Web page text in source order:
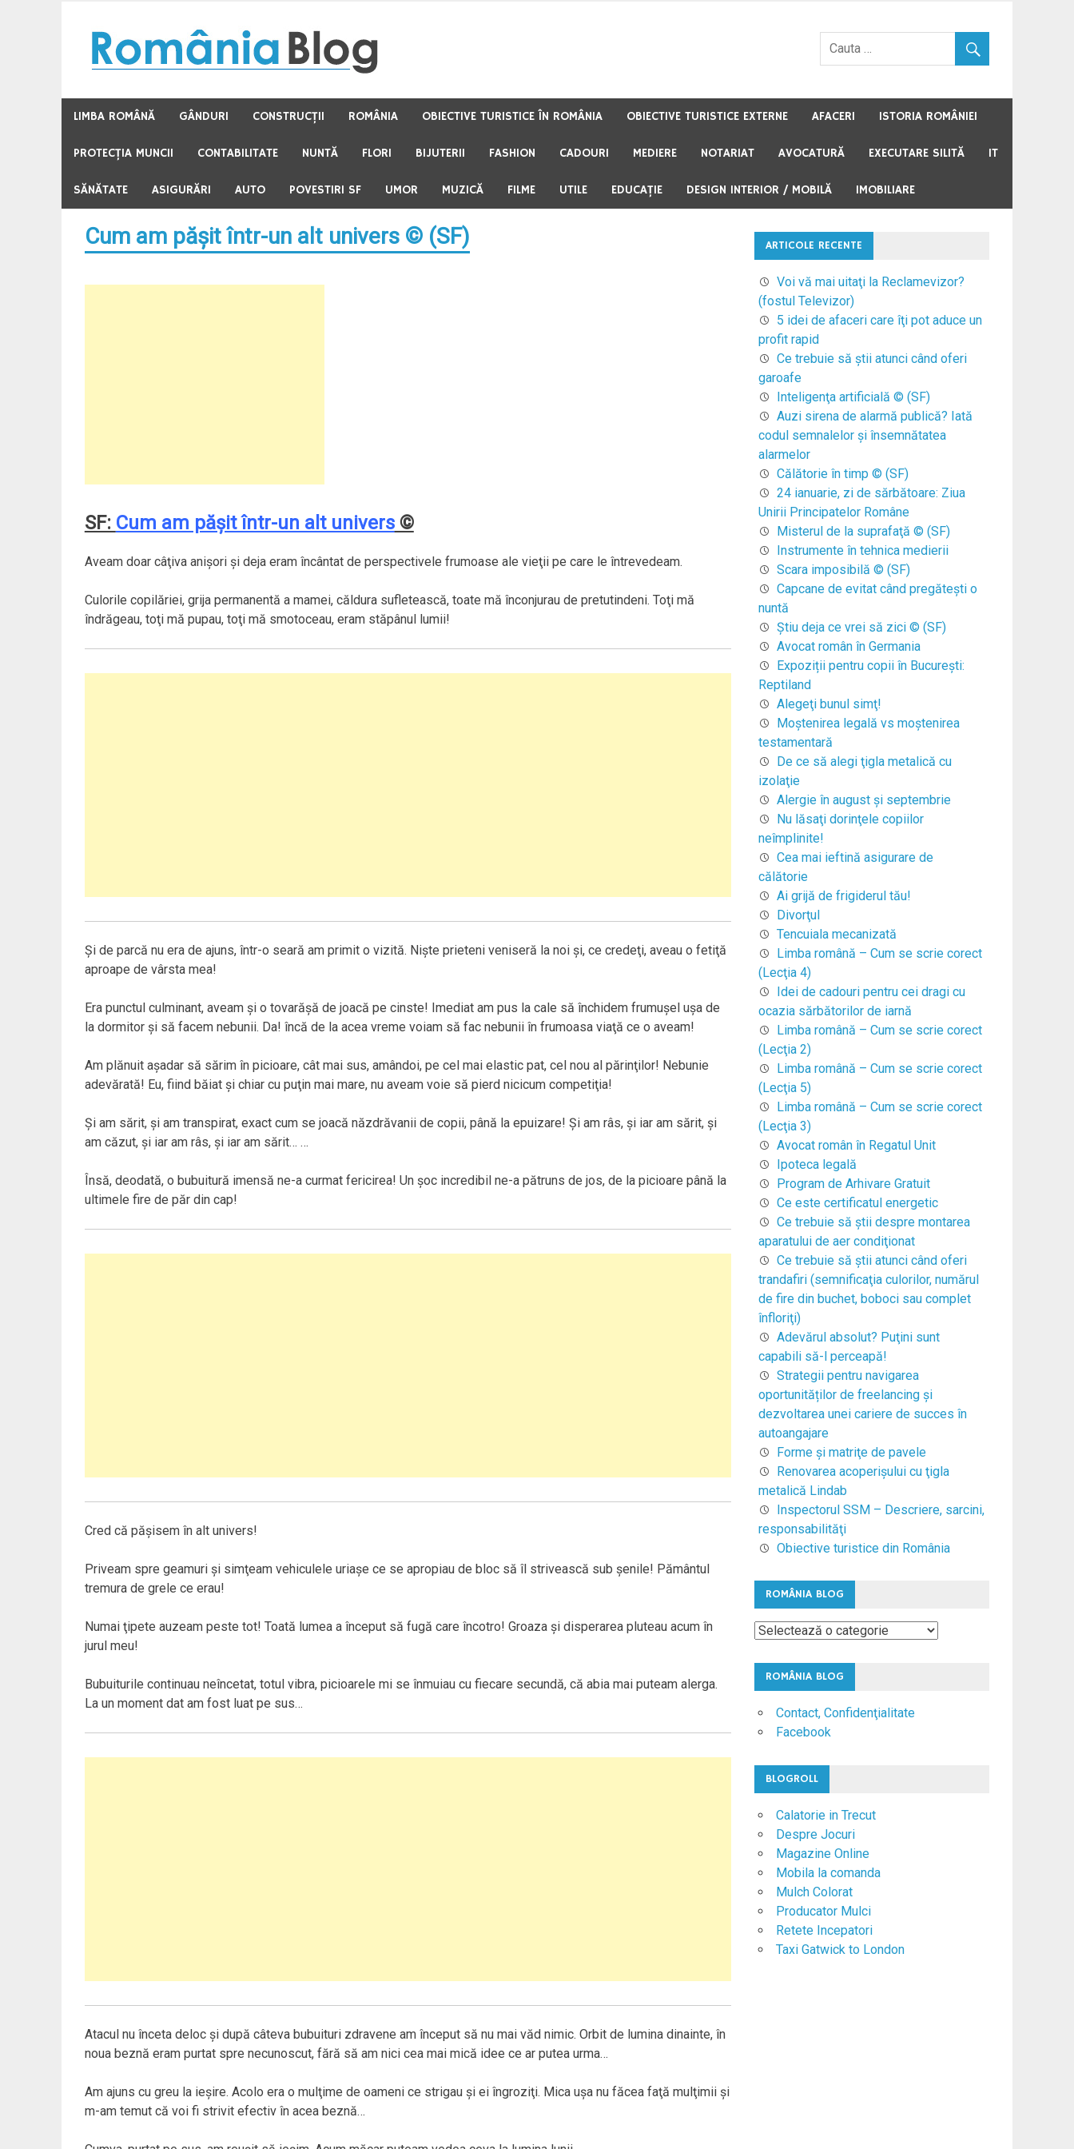
content
LIMBA ROMÂNĂ GÂNDURI CONSTRUCŢII ROMÂNIA OBIECTIVE TURISTICE ÎN ROMÂNIA OBIECTIVE TURISTICE EXTERNE AFACERI ISTORIA ROMÂNIEI
PROTECŢIA MUNCII CONTABILITATE NUNTĂ FLORI BIJUTERII FASHION CADOURI MEDIERE NOTARIAT AVOCATURĂ EXECUTARE SILITĂ IT
SĂNĂTATE ASIGURĂRI AUTO POVESTIRI SF UMOR MUZICĂ FILME UTILE EDUCAŢIE DESIGN INTERIOR / MOBILĂ IMOBILIARE
Cum am păşit într-un alt univers © (SF)
SF: Cum am păşit într-un alt univers©
Aveam doar câţiva anişori şi deja eram încântat de perspectivele frumoase ale vieţii pe care le întrevedeam.
Culorile copilăriei, grija permanentă a mamei, căldura sufletească, toate mă înconjurau de pretutindeni. Toţi mă
îndrăgeau, toţi mă pupau, toţi mă smotoceau, eram stăpânul lumii!
Şi de parcă nu era de ajuns, într-o seară am primit o vizită. Nişte prieteni veniseră la noi şi, ce credeţi, aveau o fetiţă
aproape de vârsta mea!
Era punctul culminant, aveam şi o tovarăşă de joacă pe cinste! Imediat am pus la cale să închidem frumuşel uşa de
la dormitor şi să facem nebunii. Da! încă de la acea vreme voiam să fac nebunii în frumoasa viaţă ce o aveam!
Am plănuit aşadar să sărim în picioare, cât mai sus, amândoi, pe cel mai elastic pat, cel nou al părinţilor! Nebunie
adevărată! Eu, fiind băiat şi chiar cu puţin mai mare, nu aveam voie să pierd nicicum competiţia!
Şi am sărit, şi am transpirat, exact cum se joacă năzdrăvanii de copii, până la epuizare! Şi am râs, şi iar am sărit, şi
am căzut, şi iar am râs, şi iar am sărit… …
Însă, deodată, o bubuitură imensă ne-a curmat fericirea! Un şoc incredibil ne-a pătruns de jos, de la picioare până la
ultimele fire de păr din cap!
Cred că păşisem în alt univers!
Priveam spre geamuri şi simţeam vehiculele uriaşe ce se apropiau de bloc să îl strivească sub şenile! Pământul
tremura de grele ce erau!
Numai ţipete auzeam peste tot! Toată lumea a început să fugă care încotro! Groaza şi disperarea pluteau acum în
jurul meu!
Bubuiturile continuau neîncetat, totul vibra, picioarele mi se înmuiau cu fiecare secundă, că abia mai puteam alerga.
La un moment dat am fost luat pe sus…
Atacul nu înceta deloc şi după câteva bubuituri zdravene am început să nu mai văd nimic. Orbit de lumina dinainte, în
noua beznă eram purtat spre necunoscut, fără să am nici cea mai mică idee ce ar putea urma…
Am ajuns cu greu la ieşire. Acolo era o mulţime de oameni ce strigau şi ei îngroziţi. Mica uşa nu făcea faţă mulţimii şi
m-am temut că voi fi strivit efectiv în acea beznă…
ARTICOLE RECENTE
Voi vă mai uitaţi la Reclamevizor?
(fostul Televizor)
5 idei de afaceri care îţi pot aduce un
profit rapid
Ce trebuie să ştii atunci când oferi
garoafe
Inteligenţa artificială © (SF)
Auzi sirena de alarmă publică? Iată
codul semnalelor şi însemnătatea
alarmelor
Călătorie în timp © (SF)
24 ianuarie, zi de sărbătoare: Ziua
Unirii Principatelor Române
Misterul de la suprafaţă © (SF)
Instrumente în tehnica medierii
Scara imposibilă © (SF)
Capcane de evitat când pregăteşti o
nuntă
Ştiu deja ce vrei să zici © (SF)
Avocat român în Germania
Expoziții pentru copii în București:
Reptiland
Alegeţi bunul simţ!
Moştenirea legală vs moştenirea
testamentară
De ce să alegi ţigla metalică cu
izolaţie
Alergie în august şi septembrie
Nu lăsaţi dorinţele copiilor
neîmplinite!
Cea mai ieftină asigurare de
călătorie
Ai grijă de frigiderul tău!
Divorţul
Tencuiala mecanizată
Limba română – Cum se scrie corect
(Lecţia 4)
Idei de cadouri pentru cei dragi cu
ocazia sărbătorilor de iarnă
Limba română – Cum se scrie corect
(Lecţia 2)
Limba română – Cum se scrie corect
(Lecţia 5)
Limba română – Cum se scrie corect
(Lecţia 3)
Avocat român în Regatul Unit
Ipoteca legală
Program de Arhivare Gratuit
Ce este certificatul energetic
Ce trebuie să ştii despre montarea
aparatului de aer condiţionat
Ce trebuie să ştii atunci când oferi
trandafiri (semnificaţia culorilor, numărul
de fire din buchet, boboci sau complet
înfloriţi)
Adevărul absolut? Puţini sunt
capabili să-l perceapă!
Strategii pentru navigarea
oportunităților de freelancing și
dezvoltarea unei cariere de succes în
autoangajare
Forme şi matriţe de pavele
Renovarea acoperişului cu ţigla
metalică Lindab
Inspectorul SSM – Descriere, sarcini,
responsabilităţi
Obiective turistice din România
ROMÂNIA BLOG
România
ROMÂNIA BLOG
Contact, Confidenţialitate
Facebook
BLOGROLL
Calatorie in Trecut
Despre Jocuri
Magazine Online
Mobila la comanda
Mulch Colorat
Producator Mulci
Retete Incepatori
Taxi Gatwick to London